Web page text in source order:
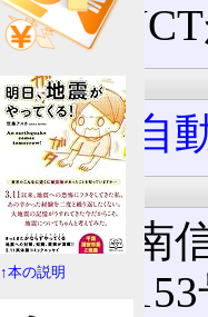
小牧
所属路線名
中央自
接続路線名
三遠南
国道153
↑本の説明